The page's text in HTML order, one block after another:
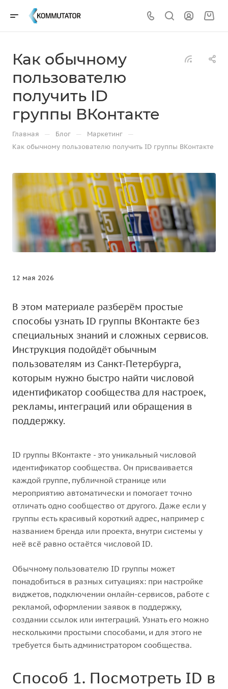
Как обычному
пользователю
получить ID
группы ВКонтакте
Главная — Блог — Маркетинг —
Как обычному пользователю получить ID группы ВКонтакте
12 мая 2026
В этом материале разберём простые
способы узнать ID группы ВКонтакте без
специальных знаний и сложных сервисов.
Инструкция подойдёт обычным
пользователям из Санкт-Петербурга,
которым нужно быстро найти числовой
идентификатор сообщества для настроек,
рекламы, интеграций или обращения в
поддержку.
ID группы ВКонтакте - это уникальный числовой
идентификатор сообщества. Он присваивается
каждой группе, публичной странице или
мероприятию автоматически и помогает точно
отличать одно сообщество от другого. Даже если у
группы есть красивый короткий адрес, например с
названием бренда или проекта, внутри системы у
неё всё равно остаётся числовой ID.
Обычному пользователю ID группы может
понадобиться в разных ситуациях: при настройке
виджетов, подключении онлайн-сервисов, работе с
рекламой, оформлении заявок в поддержку,
создании ссылок или интеграций. Узнать его можно
несколькими простыми способами, и для этого не
требуется быть администратором сообщества.
Способ 1. Посмотреть ID в